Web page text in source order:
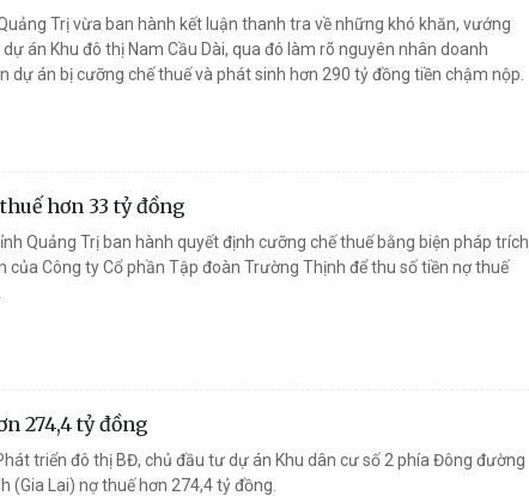
Trị vừa ban hành kết luận thanh tra về những khó khăn, vướng
án Khu đô thị Nam Cầu Dài, qua đó làm rõ nguyên nhân doanh
dự án bị cưỡng chế thuế và phát sinh hơn 290 tỷ đồng tiền chậm nộp.
hơn 33 tỷ đồng
Quảng Trị ban hành quyết định cưỡng chế thuế bằng biện pháp trích
của Công ty Cổ phần Tập đoàn Trường Thịnh để thu số tiền nợ thuế
274,4 tỷ đồng
triển đô thị BĐ, chủ đầu tư dự án Khu dân cư số 2 phía Đông đường
(Gia Lai) nợ thuế hơn 274,4 tỷ đồng.